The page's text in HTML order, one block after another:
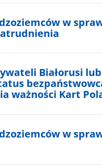
w
Białorusi
ważności Kart
w